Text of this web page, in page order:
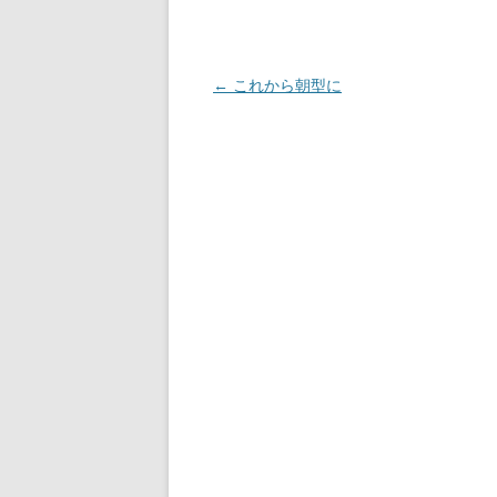
投
← これから朝型に